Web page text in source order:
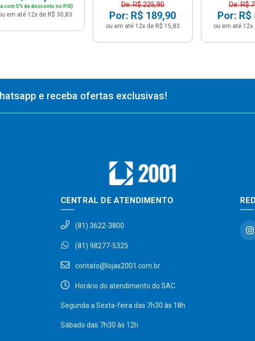
com 5% de desconto no PIX)
em até 12x de R$ 30,83
De: R$ 225,90
Por: R$ 189,90
ou em até 12x de R$ 15,83
De: R$
Por: R$
ou em até 12x
e receba ofertas exclusivas!
CENTRAL DE ATENDIMENTO
(81) 3622-3800
(81) 98277-5325
contato@lojas2001.com.br
Horário do atendimento do SAC
Segunda a Sexta-feira das 7h30 às 18h
Sábado das 7h30 às 12h